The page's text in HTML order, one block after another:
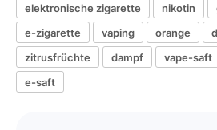
elektronische zigarette
nikotin
e-zigarette
vaping orange
zitrusfrüchte
dampf vape-saft
e-saft